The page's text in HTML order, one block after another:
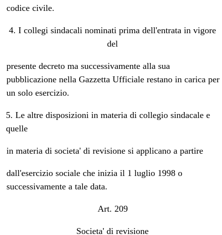
codice civile.
4. I collegi sindacali nominati prima dell'entrata in vigore
del
presente decreto ma successivamente alla sua
pubblicazione nella Gazzetta Ufficiale restano in carica per
un solo esercizio.
5. Le altre disposizioni in materia di collegio sindacale e
quelle
in materia di societa' di revisione si applicano a partire
dall'esercizio sociale che inizia il 1 luglio 1998 o
successivamente a tale data.
Art. 209
Societa' di revisione